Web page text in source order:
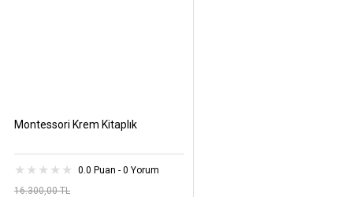
Montessori Krem Kitaplık
0.0 Puan - 0 Yorum
16.300,00 TL